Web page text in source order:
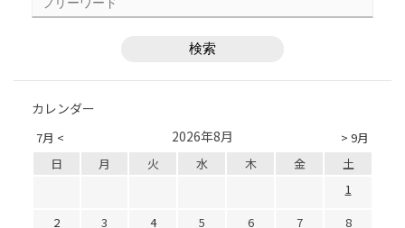
カレンダー
7月 < > 9月
2026年8月
日 月 火 水 木 金
土
1
2
3 4 5 6 7 8